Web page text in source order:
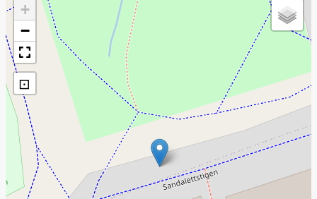
+
−
⊡